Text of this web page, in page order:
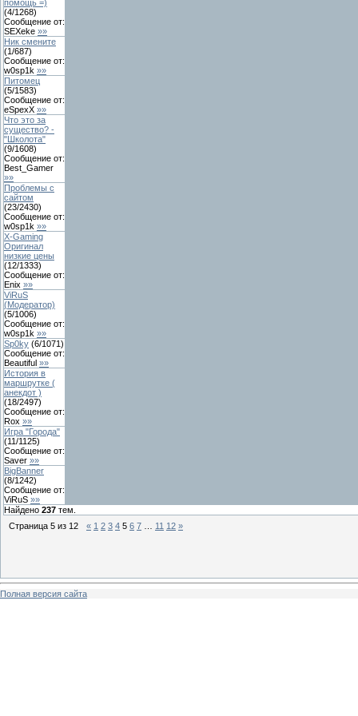
помощь =)
(4/1268)
Сообщение от:
SEXeke »»
Ник смените
(1/687)
Сообщение от:
w0sp1k »»
Питомец
(5/1583)
Сообщение от:
eSpexX »»
Что это за
существо? -
"Школота"
(9/1608)
Сообщение от:
Best_Gamer
»»
Проблемы с
сайтом
(23/2430)
Сообщение от:
w0sp1k »»
X-Gaming
Оригинал
низкие цены
(12/1333)
Сообщение от:
Enix »»
ViRuS
(Модератор)
(5/1006)
Сообщение от:
w0sp1k »»
Sp0ky (6/1071)
Сообщение от:
Beautiful »»
История в
маршрутке (
анекдот )
(18/2497)
Сообщение от:
Rox »»
Игра "Города"
(11/1125)
Сообщение от:
Saver »»
BigBanner
(8/1242)
Сообщение от:
ViRuS »»
Найдено 237 тем.
Страница 5 из 12 « 1 2 3 4 5 6 7 11 12 »
Полная версия сайта